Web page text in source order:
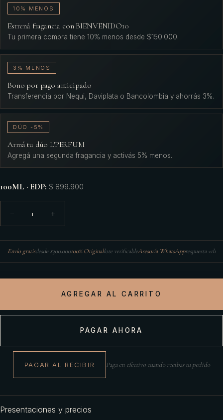
10% MENOS
Estrená fragancia con BIENVENIDO10
Tu primera compra tiene 10% menos desde $150.000.
3% MENOS
Bono por pago anticipado
Transferencia por Nequi, Daviplata o Bancolombia y ahorrás 3%.
DÚO -5%
Armá tu dúo L'PERFUM
Agregá una segunda fragancia y activás 5% menos.
100ML · EDP: $ 899.900
− 1 +
Envío gratisdesde $300.000100% Originallote verificableAsesoría WhatsApprespuesta <1h
AGREGAR AL CARRITO
PAGAR AHORA
PAGAR AL RECIBIR Paga en efectivo cuando recibas tu pedido
Presentaciones y precios